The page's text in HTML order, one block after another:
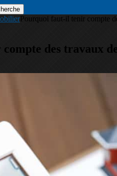
Pourquoi faut-il tenir compte
des travaux